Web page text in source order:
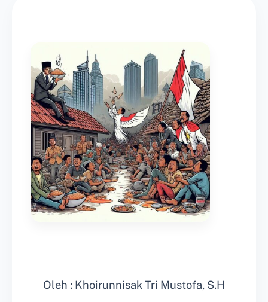
Oleh : Khoirunnisak Tri Mustofa, S.H